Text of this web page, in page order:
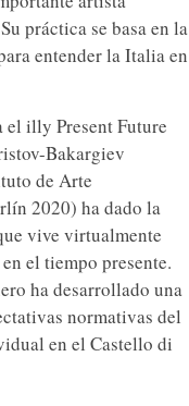
práctica se basa en la
entender la Italia en
el illy Present Future
Bakargiev
de Arte
2020) ha dado la
vive virtualmente
el tiempo presente.
ha desarrollado una
normativas del
en el Castello di